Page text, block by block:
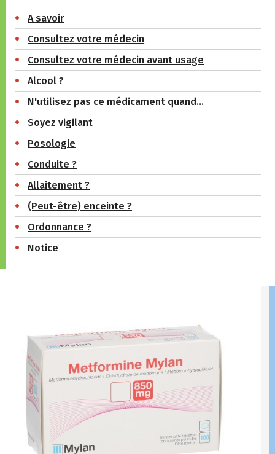
A savoir
Consultez votre médecin
Consultez votre médecin avant usage
Alcool ?
N'utilisez pas ce médicament quand…
Soyez vigilant
Posologie
Conduite ?
Allaitement ?
(Peut-être) enceinte ?
Ordonnance ?
Notice